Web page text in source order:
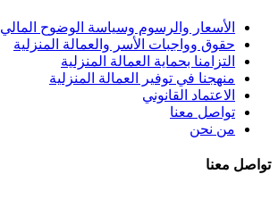
الأسعار والرسوم وسياسة الوضوح المالي
حقوق وواجبات الأسر والعمالة المنزلية
التزامنا بحماية العمالة المنزلية
منهجنا في توفير العمالة المنزلية
الاعتماد القانوني
تواصل معنا
من نحن
تواصل معنا